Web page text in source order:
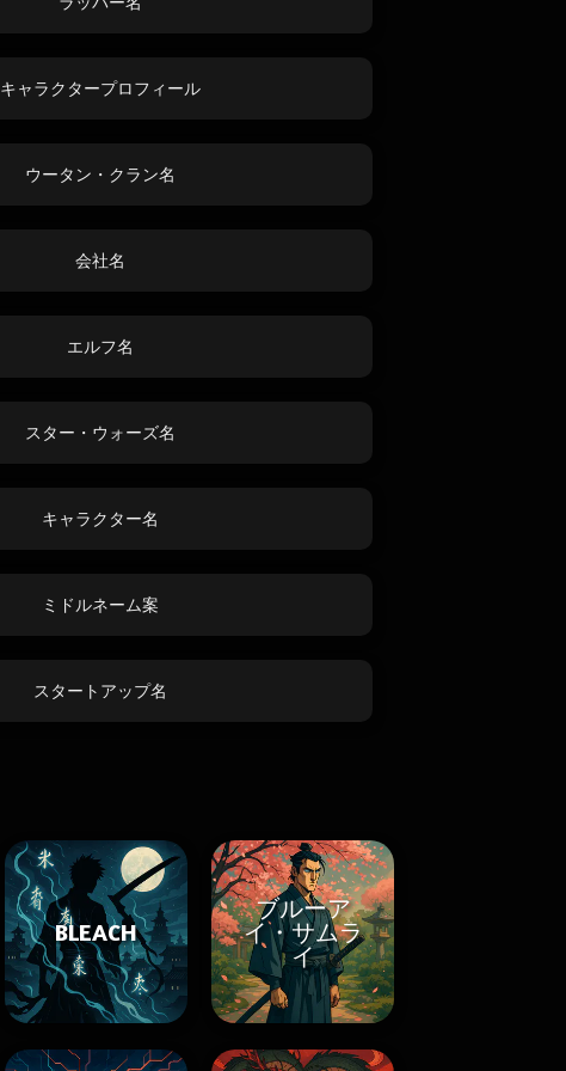
キャラクタープロフィール
ウータン・クラン名
会社名
エルフ名
スター・ウォーズ名
キャラクター名
ミドルネーム案
スタートアップ名
BLEACH
ブルーア
イ・サムラ
イ